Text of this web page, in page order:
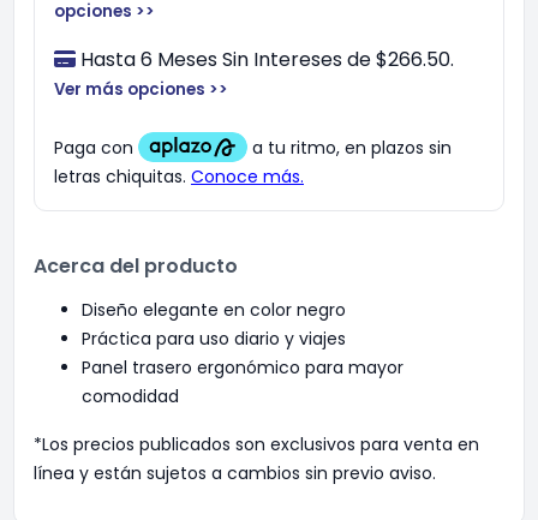
opciones >>
Hasta 6 Meses Sin Intereses de $266.50.
Ver más opciones >>
Acerca del producto
Diseño elegante en color negro
Práctica para uso diario y viajes
Panel trasero ergonómico para mayor
comodidad
*Los precios publicados son exclusivos para venta en
línea y están sujetos a cambios sin previo aviso.